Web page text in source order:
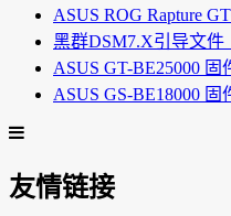
ASUS ROG Rapture
黑群DSM7.X引导文件
ASUS GT-BE25000 固
ASUS GS-BE18000 固
友情链接